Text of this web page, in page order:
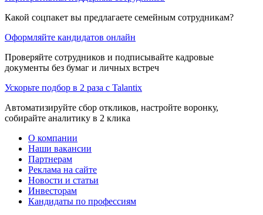
Какой соцпакет вы предлагаете семейным сотрудникам?
Оформляйте кандидатов онлайн
Проверяйте сотрудников и подписывайте кадровые
документы без бумаг и личных встреч
Ускорьте подбор в 2 раза с Talantix
Автоматизируйте сбор откликов, настройте воронку,
собирайте аналитику в 2 клика
О компании
Наши вакансии
Партнерам
Реклама на сайте
Новости и статьи
Инвесторам
Кандидаты по профессиям